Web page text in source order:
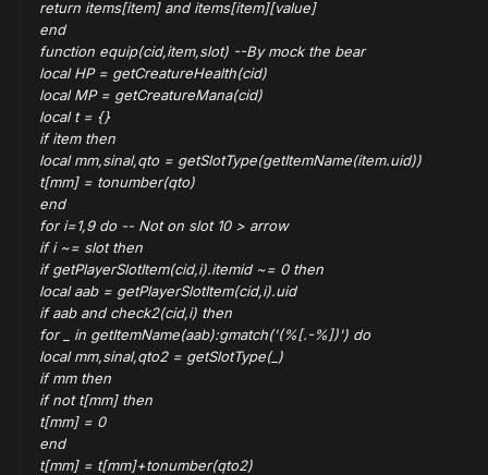
return items[item] and items[item][value]
end
function equip(cid,item,slot) --By mock the bear
local HP = getCreatureHealth(cid)
local MP = getCreatureMana(cid)
local t = {}
if item then
local mm,sinal,qto = getSlotType(getItemName(item.uid))
t[mm] = tonumber(qto)
end
for i=1,9 do -- Not on slot 10 > arrow
if i ~= slot then
if getPlayerSlotItem(cid,i).itemid ~= 0 then
local aab = getPlayerSlotItem(cid,i).uid
if aab and check2(cid,i) then
for _ in getItemName(aab):gmatch('(%[.-%])') do
local mm,sinal,qto2 = getSlotType(_)
if mm then
if not t[mm] then
t[mm] = 0
end
t[mm] = t[mm]+tonumber(qto2)